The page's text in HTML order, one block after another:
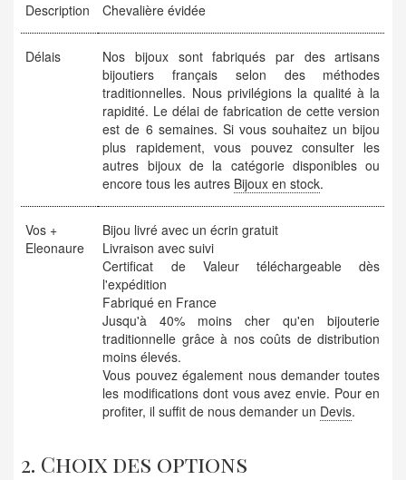
Description Chevalière évidée
Délais
Nos bijoux sont fabriqués par des artisans
bijoutiers français selon des méthodes
traditionnelles. Nous privilégions la qualité à la
rapidité. Le délai de fabrication de cette version
est de 6 semaines. Si vous souhaitez un bijou
plus rapidement, vous pouvez consulter les
autres bijoux de la catégorie disponibles ou
encore tous les autres Bijoux en stock.
Vos +
Eleonaure
Bijou livré avec un écrin gratuit
Livraison avec suivi
Certificat de Valeur téléchargeable dès
l'expédition
Fabriqué en France
Jusqu'à 40% moins cher qu'en bijouterie
traditionnelle grâce à nos coûts de distribution
moins élevés.
Vous pouvez également nous demander toutes
les modifications dont vous avez envie. Pour en
profiter, il suffit de nous demander un Devis.
2. Choix des options